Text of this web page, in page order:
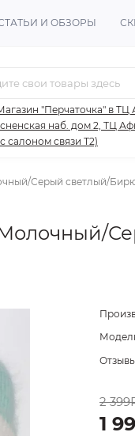
И ОБЗОРЫ
"Перчаточка" в
наб. дом 2, ТЦ
салоном связи Т2)
Серый светлый/
2
1